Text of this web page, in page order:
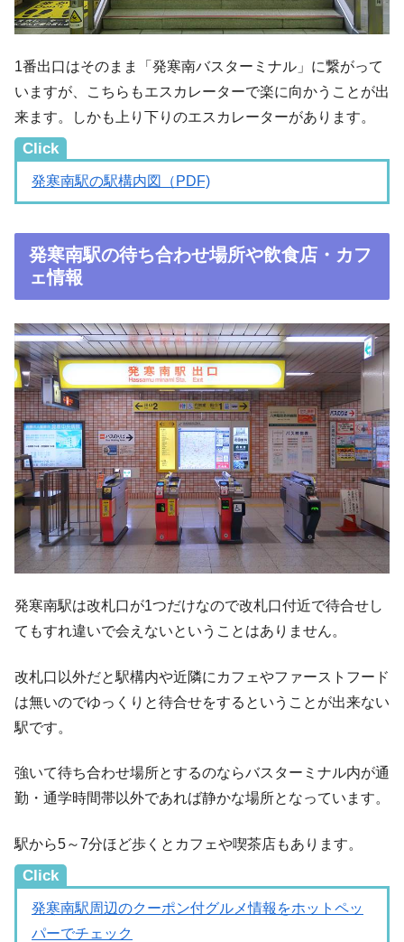
1番出口はそのまま「発寒南バスターミナル」に繋がって
いますが、こちらもエスカレーターで楽に向かうことが出
来ます。しかも上り下りのエスカレーターがあります。
Click
発寒南駅の駅構内図（PDF)
発寒南駅の待ち合わせ場所や飲食店・カフ
ェ情報
発寒南駅は改札口が1つだけなので改札口付近で待合せし
てもすれ違いで会えないということはありません。
改札口以外だと駅構内や近隣にカフェやファーストフード
は無いのでゆっくりと待合せをするということが出来ない
駅です。
強いて待ち合わせ場所とするのならバスターミナル内が通
勤・通学時間帯以外であれば静かな場所となっています。
駅から5～7分ほど歩くとカフェや喫茶店もあります。
Click
発寒南駅周辺のクーポン付グルメ情報をホットペッ
パーでチェック